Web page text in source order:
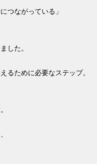
つながっている」
した。
るために必要なステップ。